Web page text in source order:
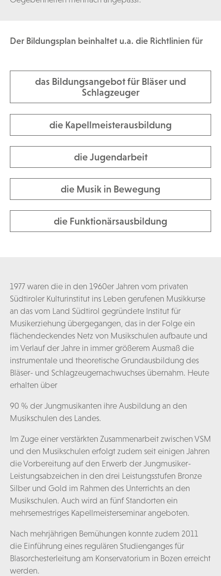
Der Bildungsplan beinhaltet u.a. die Richtlinien für
das Bildungsangebot für Bläser und
Schlagzeuger
die Kapellmeisterausbildung
die Jugendarbeit
die Musik in Bewegung
die Funktionärsausbildung
1977 waren die in den 1960er Jahren vom privaten
Südtiroler Kulturinstitut ins Leben gerufenen Musikkurse
an das vom Land Südtirol gegründete Institut für
Musikerziehung übergegangen, das in der Folge ein
flächendeckendes Netz von Musikschulen aufbaute und
im Verlauf der Jahre in immer größerem Ausmaß die
instrumentale und theoretische Grundausbildung des
Bläser- und Schlagzeugernachwuchses übernahm. Heute
erhalten über
90 % der Jungmusikanten ihre Ausbildung an den
Musikschulen des Landes.
Im Zuge einer verstärkten Zusammenarbeit zwischen VSM
und den Musikschulen erfolgt zudem seit einigen Jahren
die Vorbereitung auf den Erwerb der Jungmusiker-
Leistungsabzeichen in den drei Leistungsstufen Bronze
Silber und Gold im Rahmen des Unterrichts an den
Musikschulen. Auch wird an fünf Standorten ein
mehrsemestriges Kapellmeisterseminar angeboten.
Nach mehrjährigen Bemühungen konnte zudem 2011
die Einführung eines regulären Studienganges für
Blasorchesterleitung am Konservatorium in Bozen erreicht
werden.